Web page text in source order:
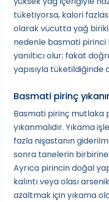
tüketiyorsa, kalori
olarak vücutta yağ
nedenle basmati pirinci
yanıltıcı olur; fakat
yapısıyla tüketildiğinde
Basmati pirinç
Basmati pirinç mutlaka
yıkanmalıdır. Yıkama
fazla nişastanın
sonra tanelerin birbirine
Ayrıca pirincin doğal
kalıntı veya olası
azaltmak için yıkama